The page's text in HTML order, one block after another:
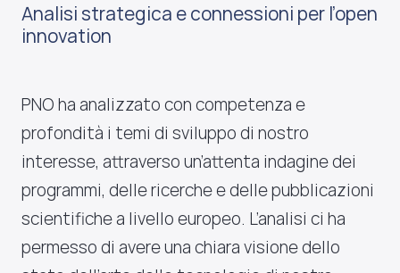
Analisi strategica e connessioni per l’open
innovation
PNO ha analizzato con competenza e
profondità i temi di sviluppo di nostro
interesse, attraverso un’attenta indagine dei
programmi, delle ricerche e delle pubblicazioni
scientifiche a livello europeo. L’analisi ci ha
permesso di avere una chiara visione dello